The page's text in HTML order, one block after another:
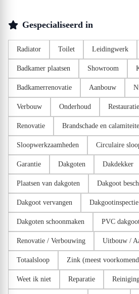
Gespecialiseerd in
Radiator Toilet Leidingwerk
Badkamer plaatsen Showroom
Badkamerrenovatie Aanbouw
Verbouw Onderhoud Restauratie
Renovatie Brandschade en
Sloopwerkzaamheden Circulaire
Garantie Dakgoten Dakdekker
Plaatsen van dakgoten Dakgoot
Dakgoot vervangen Dakgootinspectie
Dakgoten schoonmaken PVC
Renovatie / Verbouwing Uitbouw /
Totaalsloop Zink (meest
Weet ik niet Reparatie